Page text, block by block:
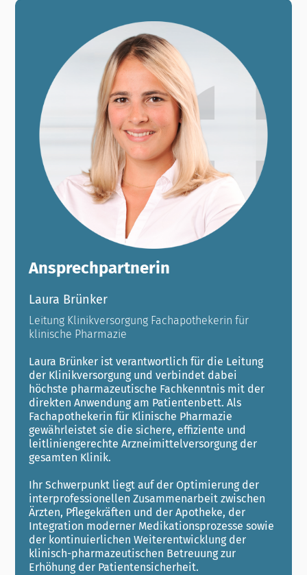
Ansprechpartnerin
Laura Brünker
Leitung Klinikversorgung Fachapothekerin für
klinische Pharmazie
Laura Brünker ist verantwortlich für die Leitung
der Klinikversorgung und verbindet dabei
höchste pharmazeutische Fachkenntnis mit der
direkten Anwendung am Patientenbett. Als
Fachapothekerin für Klinische Pharmazie
gewährleistet sie die sichere, effiziente und
leitliniengerechte Arzneimittelversorgung der
gesamten Klinik.
Ihr Schwerpunkt liegt auf der Optimierung der
interprofessionellen Zusammenarbeit zwischen
Ärzten, Pflegekräften und der Apotheke, der
Integration moderner Medikationsprozesse sowie
der kontinuierlichen Weiterentwicklung der
klinisch-pharmazeutischen Betreuung zur
Erhöhung der Patientensicherheit.